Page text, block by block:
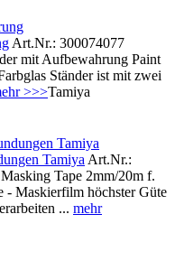
Art.Nr.: 300074077
mit Aufbewahrung Paint
Ständer ist mit zwei
>>>Tamiya
Tamiya Art.Nr.:
Tape 2mm/20m f.
- Maskierfilm höchster Güte
... mehr